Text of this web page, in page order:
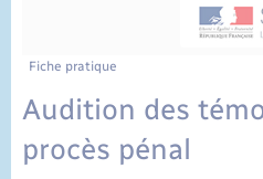
Fiche pratique
Audition des
procès pénal